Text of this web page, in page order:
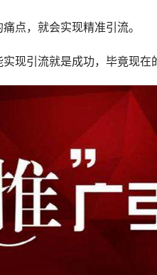
点，就会实现精准引流。
现引流就是成功，毕竟现在